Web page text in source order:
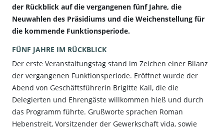
der Rückblick auf die vergangenen fünf Jahre, die
Neuwahlen des Präsidiums und die Weichenstellung für
die kommende Funktionsperiode.
FÜNF JAHRE IM RÜCKBLICK
Der erste Veranstaltungstag stand im Zeichen einer Bilanz
der vergangenen Funktionsperiode. Eröffnet wurde der
Abend von Geschäftsführerin Brigitte Kail, die die
Delegierten und Ehrengäste willkommen hieß und durch
das Programm führte. Grußworte sprachen Roman
Hebenstreit, Vorsitzender der Gewerkschaft vida, sowie